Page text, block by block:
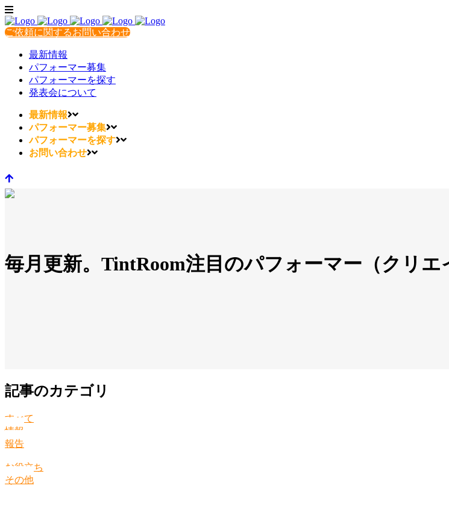
ご依頼に関するお問い合わせ
最新情報
パフォーマー募集
パフォーマーを探す
発表会について
最新情報
パフォーマー募集
パフォーマーを探す
お問い合わせ
毎月更新。TintRoom注目のパフォーマー（クリエ
記事のカテゴリ
すべて
情報
報告
お役立ち
その他